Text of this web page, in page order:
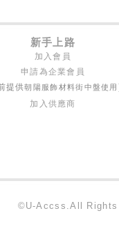
新手上路
加入會員
申請為企業會員
提供朝陽服飾材料街中盤使用
加入供應商
Accss.All Rights